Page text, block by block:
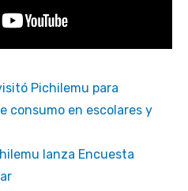
Pichilemu para
consumo en escolares y
lanza Encuesta